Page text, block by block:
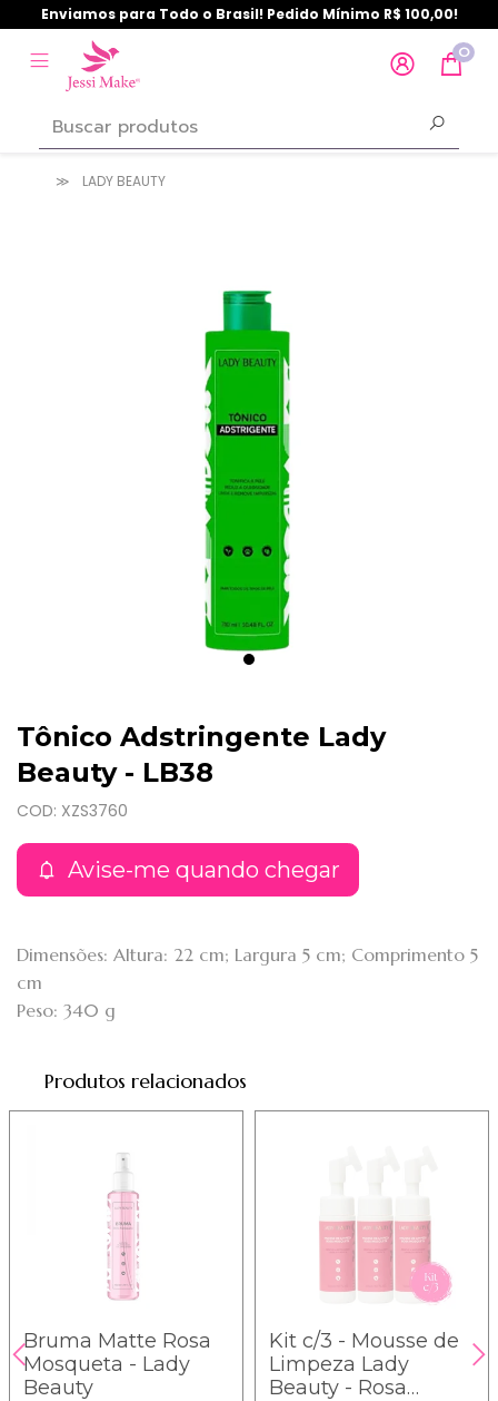
Enviamos para Todo o Brasil! Pedido Mínimo R$ 100,00!
0
LADY BEAUTY
Tônico Adstringente Lady
Beauty - LB38
COD: XZS3760
Avise-me quando chegar
Dimensões: Altura: 22 cm; Largura 5 cm; Comprimento 5
cm
Peso: 340 g
Produtos relacionados
Bruma Matte Rosa
Mosqueta - Lady
Beauty
Kit c/3 - Mousse de
Limpeza Lady
Beauty - Rosa